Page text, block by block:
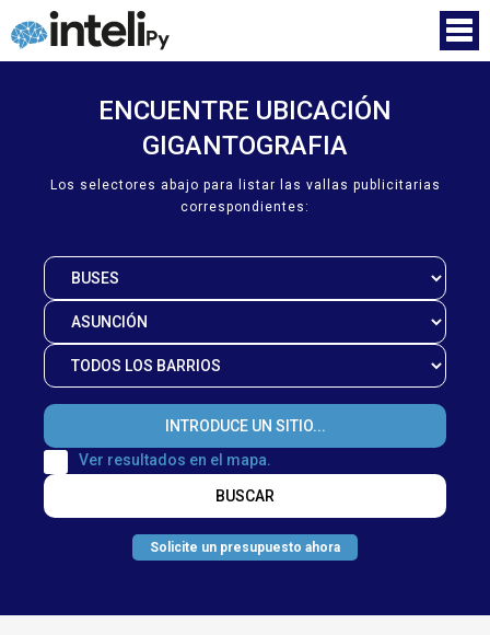
ENCUENTRE UBICACIÓN
GIGANTOGRAFIA
Los selectores abajo para listar las vallas publicitarias
correspondientes:
Ver resultados en el mapa.
Solicite un presupuesto ahora